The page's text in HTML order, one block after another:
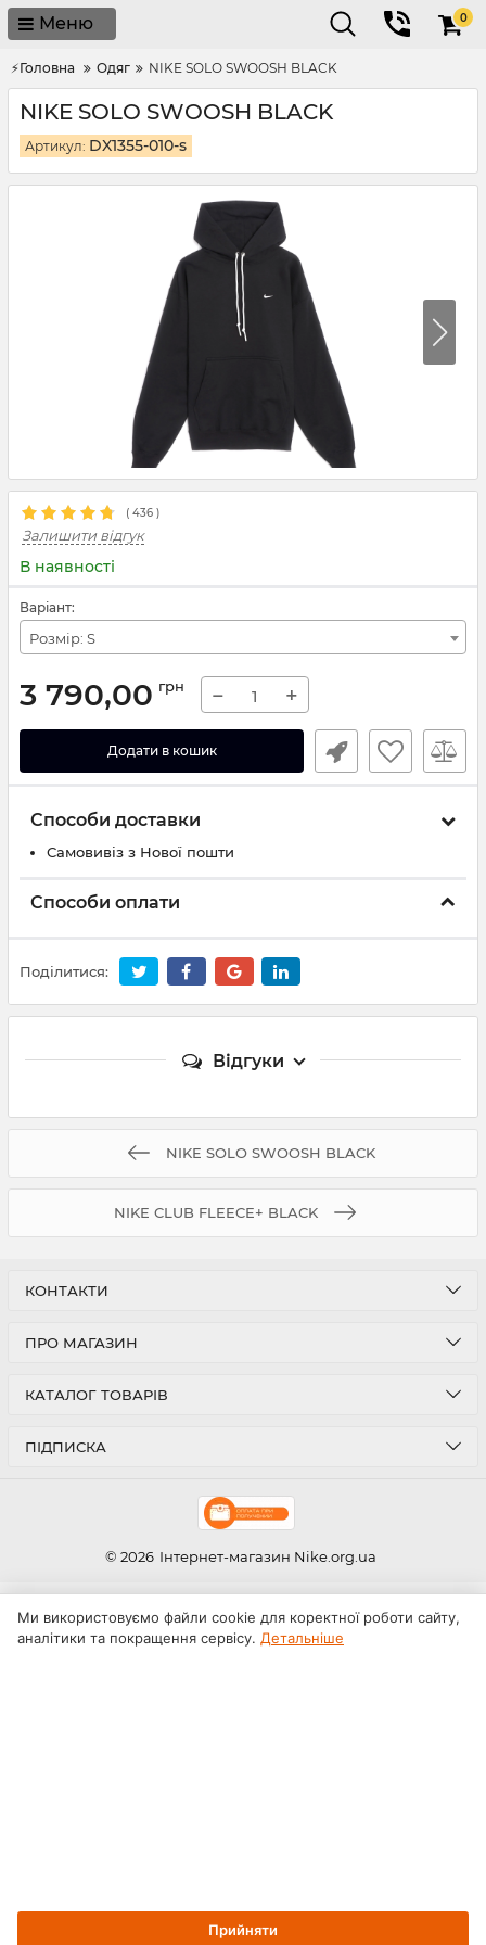
Меню 0
⚡Головна Одяг NIKE SOLO SWOOSH BLACK
NIKE SOLO SWOOSH BLACK
Артикул: DX1355-010-s
( 436 )
Залишити відгук
В наявності
Варіант:
Розмір: S
3 790,00 грн − +
Додати в кошик
Способи доставки
Самовивіз з Нової пошти
Способи оплати
Поділитися:
Відгуки
NIKE SOLO SWOOSH BLACK
NIKE CLUB FLEECE+ BLACK
КОНТАКТИ
ПРО МАГАЗИН
КАТАЛОГ ТОВАРІВ
ПІДПИСКА
© 2026 Інтернет-магазин Nike.org.ua
Ми використовуємо файли cookie для коректної роботи сайту,
аналітики та покращення сервісу. Детальніше
Прийняти